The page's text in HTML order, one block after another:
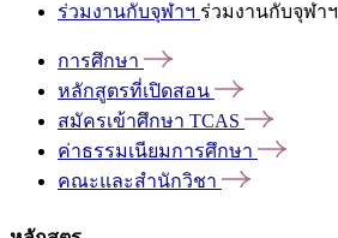
ร่วมงานกับจุฬาฯ ร่วมงานกับจุฬาฯ
การศึกษา
หลักสูตรที่เปิดสอน
สมัครเข้าศึกษา TCAS
ค่าธรรมเนียมการศึกษา
คณะและสำนักวิชา